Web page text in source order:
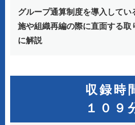
グループ通算制度を導入してい
施や組織再編の際に直面する取
に解説
収録時
１０９